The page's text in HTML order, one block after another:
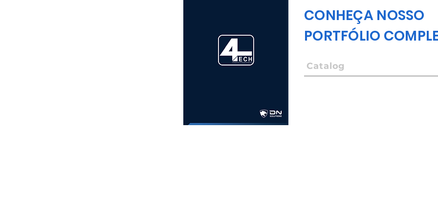
CONHEÇA NOSSO
PORTFÓLIO
Catalog